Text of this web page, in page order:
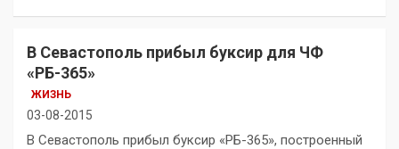
В Севастополь прибыл буксир для ЧФ
«РБ-365»
ЖИЗНЬ
03-08-2015
В Севастополь прибыл буксир «РБ-365», построенный